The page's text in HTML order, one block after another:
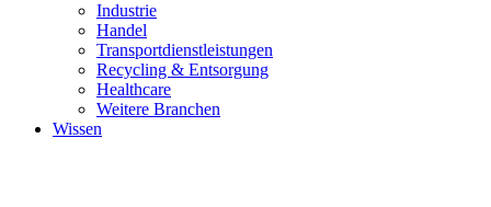
Industrie
Handel
Transportdienstleistungen
Recycling & Entsorgung
Healthcare
Weitere Branchen
Wissen